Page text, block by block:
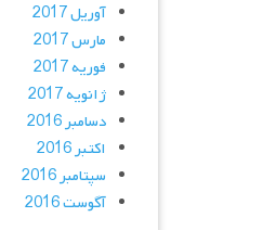
آوریل 2017
مارس 2017
فوریه 2017
ژانویه 2017
دسامبر 2016
اکتبر 2016
سپتامبر 2016
آگوست 2016